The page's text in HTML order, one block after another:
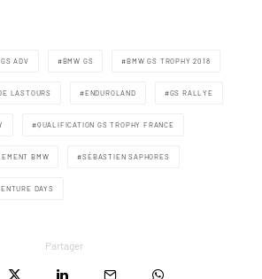
ADV BMW GS BMW GS TROPHY 2018
LASTOURS ENDUROLAND GS RALLYE
QUALIFICATION GS TROPHY FRANCE
BMW SÉBASTIEN SAPHORES
DAYS
Partager